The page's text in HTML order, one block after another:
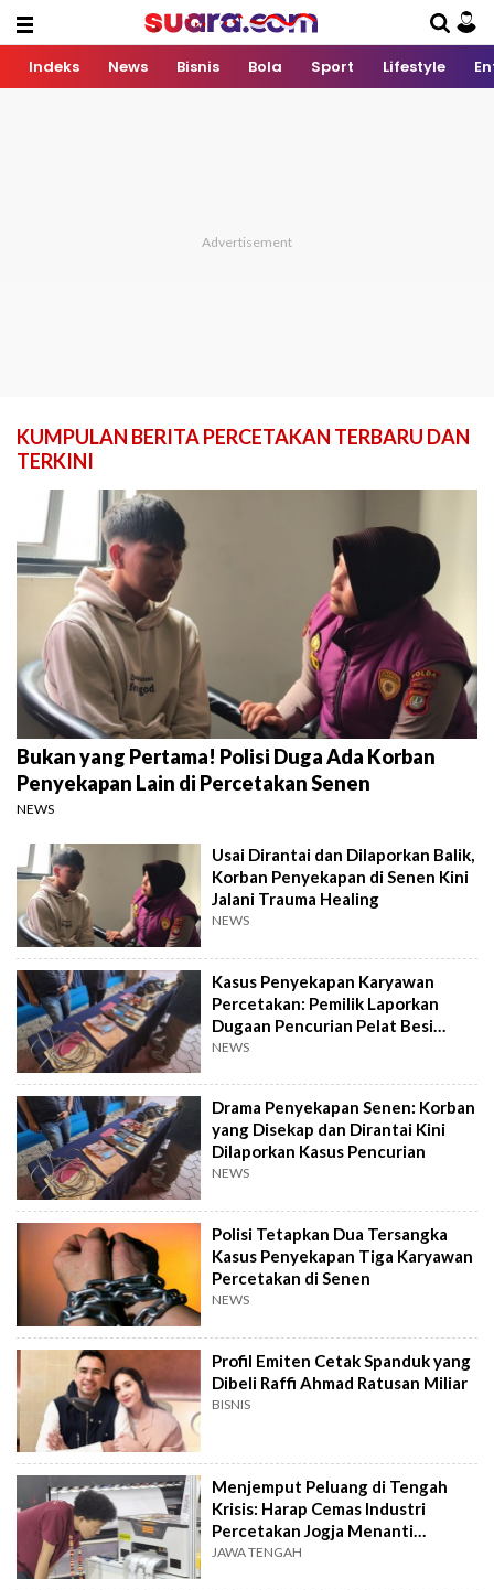
Indeks News Bisnis Bola Sport Lifestyle
KUMPULAN BERITA PERCETAKAN TERBARU DAN
TERKINI
Bukan yang Pertama! Polisi Duga Ada Korban
Penyekapan Lain di Percetakan Senen
NEWS
Usai Dirantai dan Dilaporkan Balik,
Korban Penyekapan di Senen Kini
Jalani Trauma Healing
NEWS
Kasus Penyekapan Karyawan
Percetakan: Pemilik Laporkan
Dugaan Pencurian Pelat Besi
Rp230 Juta
NEWS
Drama Penyekapan Senen: Korban
yang Disekap dan Dirantai Kini
Dilaporkan Kasus Pencurian
NEWS
Polisi Tetapkan Dua Tersangka
Kasus Penyekapan Tiga Karyawan
Percetakan di Senen
NEWS
Profil Emiten Cetak Spanduk yang
Dibeli Raffi Ahmad Ratusan Miliar
BISNIS
Menjemput Peluang di Tengah
Krisis: Harap Cemas Industri
Percetakan Jogja Menanti
Kebangkitan
JAWA TENGAH